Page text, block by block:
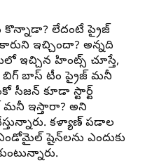
లేదంటే ప్రైజ్
ఇచ్చిందా? అన్నది
ఇచ్చిన హింట్స్ చూస్తే,
బిగ్ బాస్ టీం ప్రైజ్ మనీ
సీజన్ కూడా స్టార్ట్
మనీ ఇస్తారా? అని
కళ్యాణ్ పడాల
షైన్‌లను ఎందుకు